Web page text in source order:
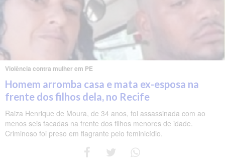
Violência contra mulher em PE
Homem arromba casa e mata ex-esposa na
frente dos filhos dela, no Recife
Raiza Henrique de Moura, de 34 anos, foi assassinada com ao
menos seis facadas na frente dos filhos menores de idade.
Criminoso foi preso em flagrante pelo feminicídio.